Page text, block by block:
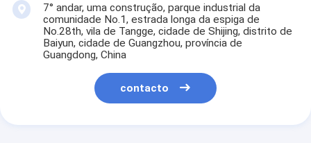
7° andar, uma construção, parque industrial da
comunidade No.1, estrada longa da espiga de
No.28th, vila de Tangge, cidade de Shijing, distrito de
Baiyun, cidade de Guangzhou, província de
Guangdong, China
contacto